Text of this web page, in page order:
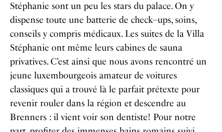
Stéphanie sont un peu les stars du palace. On y
dispense toute une batterie de check–ups, soins,
conseils y compris médicaux. Les suites de la Villa
Stéphanie ont même leurs cabines de sauna
privatives. C’est ainsi que nous avons rencontré un
jeune luxembourgeois amateur de voitures
classiques qui a trouvé là le parfait prétexte pour
revenir rouler dans la région et descendre au
Brenners : il vient voir son dentiste! Pour notre